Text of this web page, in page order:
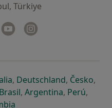
Türkiye
açılır
bir sekmede açılır
Youtube
yeni bir sekmede açılır
açılır
bir sekmede açılır
yeni bir sekmede açılır
, Deutschlandyeni bir
, Českoyeni
,
açılır açılır
bir sekmede açılır
Brasilyeni bir sekmede açılır
, Argentinayeni bir
, Perúyeni
,